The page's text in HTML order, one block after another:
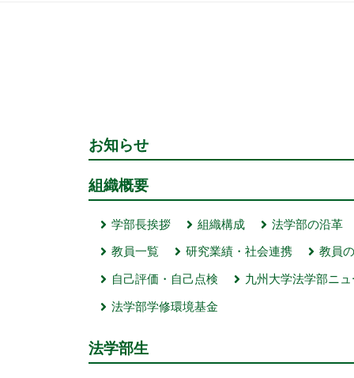
お知らせ
組織概要
学部長挨拶 組織構成 法学部の沿革
教員一覧 研究業績・社会連携 教員
自己評価・自己点検 九州大学法学部ニュ
法学部学修環境基金
法学部生